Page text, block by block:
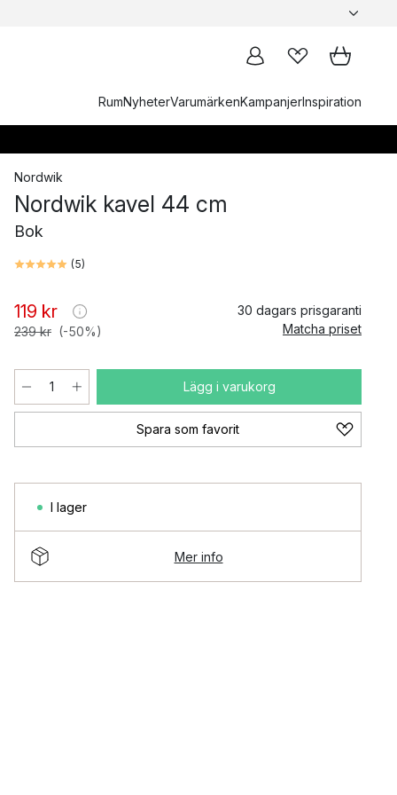
RumNyheterVarumärkenKampanjerInspiration
Nordwik
Nordwik kavel 44 cm
Bok
(5)
119 kr
239 kr (-50%)
30 dagars prisgaranti
Matcha priset
Lägg i varukorg
Spara som favorit
I lager
Mer info